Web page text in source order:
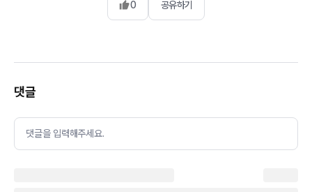
0 공유하기
댓글
댓글을 입력해주세요.